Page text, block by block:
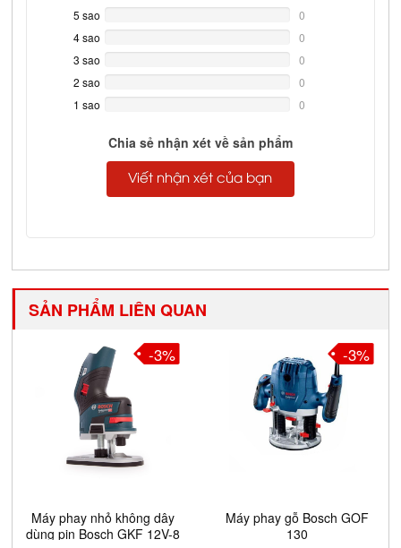
5 sao
Complete
0
4 sao
Complete
0
3 sao
Complete
0
2 sao
Complete
0
1 sao
0
Chia sẻ nhận xét về sản phẩm
Viết nhận xét của bạn
SẢN PHẨM LIÊN QUAN
Máy phay nhỏ không dây
dùng pin Bosch GKF 12V-8
-3%
Máy phay gỗ Bosch GOF
130
-3%